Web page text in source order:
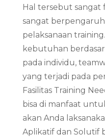
Hal tersebut
sangat berpengaruh
pelaksanaan
kebutuhan
pada individu,
yang terjadi pada
Fasilitas Training
bisa di manfaat
akan Anda
Aplikatif dan Solutif